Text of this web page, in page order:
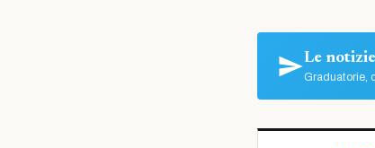
Le
Graduatorie,